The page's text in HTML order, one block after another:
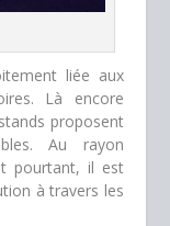
liée aux
Là encore
proposent
Au rayon
pourtant, il est
à travers les